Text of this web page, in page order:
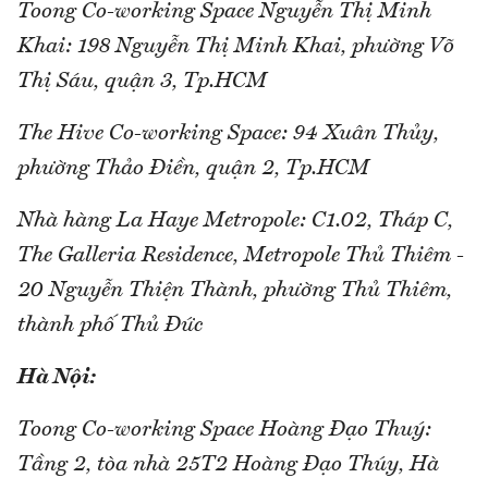
Toong Co-working Space Nguyễn Thị Minh
Khai: 198 Nguyễn Thị Minh Khai, phường Võ
Thị Sáu, quận 3, Tp.HCM
The Hive Co-working Space: 94 Xuân Thủy,
phường Thảo Điền, quận 2, Tp.HCM
Nhà hàng La Haye Metropole: C1.02, Tháp C,
The Galleria Residence, Metropole Thủ Thiêm -
20 Nguyễn Thiện Thành, phường Thủ Thiêm,
thành phố Thủ Đức
Hà Nội:
Toong Co-working Space Hoàng Đạo Thuý:
Tầng 2, tòa nhà 25T2 Hoàng Đạo Thúy, Hà